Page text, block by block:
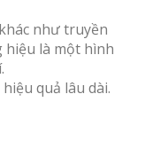
như truyền
hiệu là một hình
quả lâu dài.